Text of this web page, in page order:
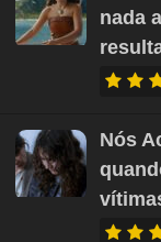
nada
Nós